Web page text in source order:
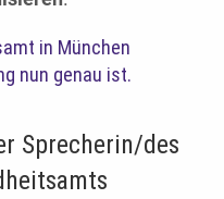
in München
nun genau ist.
Sprecherin/des